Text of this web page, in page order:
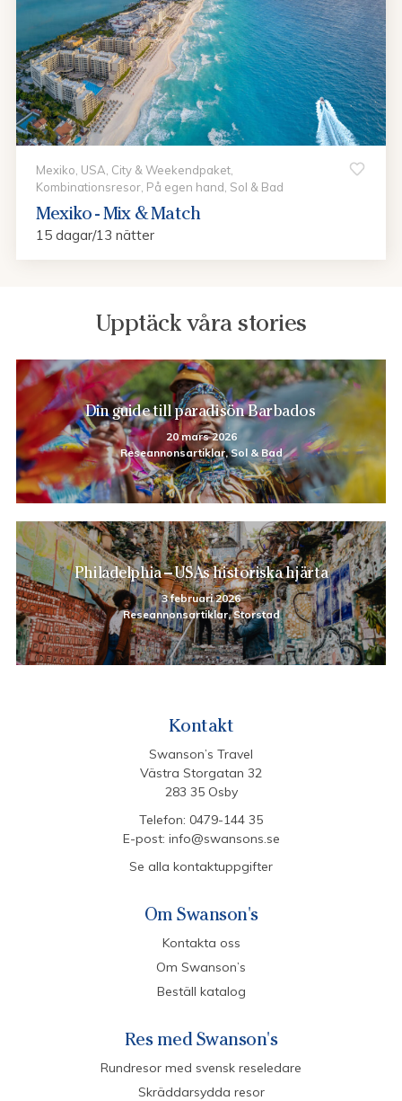
Mexiko, USA, City & Weekendpaket,
Kombinationsresor, På egen hand, Sol & Bad
Mexiko - Mix & Match
15 dagar/13 nätter
Upptäck våra stories
Din guide till paradisön Barbados
20 mars 2026
Reseannonsartiklar, Sol & Bad
Philadelphia – USAs historiska hjärta
3 februari 2026
Reseannonsartiklar, Storstad
Kontakt
Swanson’s Travel
Västra Storgatan 32
283 35 Osby
Telefon: 0479-144 35
E-post: info@swansons.se
Se alla kontaktuppgifter
Om Swanson's
Kontakta oss
Om Swanson’s
Beställ katalog
Res med Swanson's
Rundresor med svensk reseledare
Skräddarsydda resor